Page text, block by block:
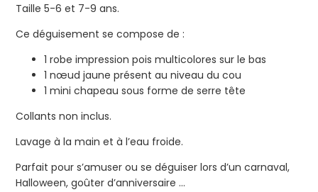
Taille 5-6 et 7-9 ans.
Ce déguisement se compose de :
1 robe impression pois multicolores sur le bas
1 nœud jaune présent au niveau du cou
1 mini chapeau sous forme de serre tête
Collants non inclus.
Lavage à la main et à l’eau froide.
Parfait pour s’amuser ou se déguiser lors d’un carnaval,
Halloween, goûter d’anniversaire …